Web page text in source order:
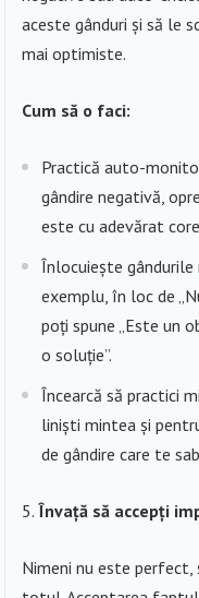
aceste gânduri și să le
mai optimiste.
Cum să o faci:
Practică auto-
gândire negativă,
este cu adevărat
Înlocuiește
exemplu, în loc de
poți spune „Este un
o soluție”.
Încearcă să practici
liniști mintea și
de gândire care te
Învață să accepți
Nimeni nu este perfect,